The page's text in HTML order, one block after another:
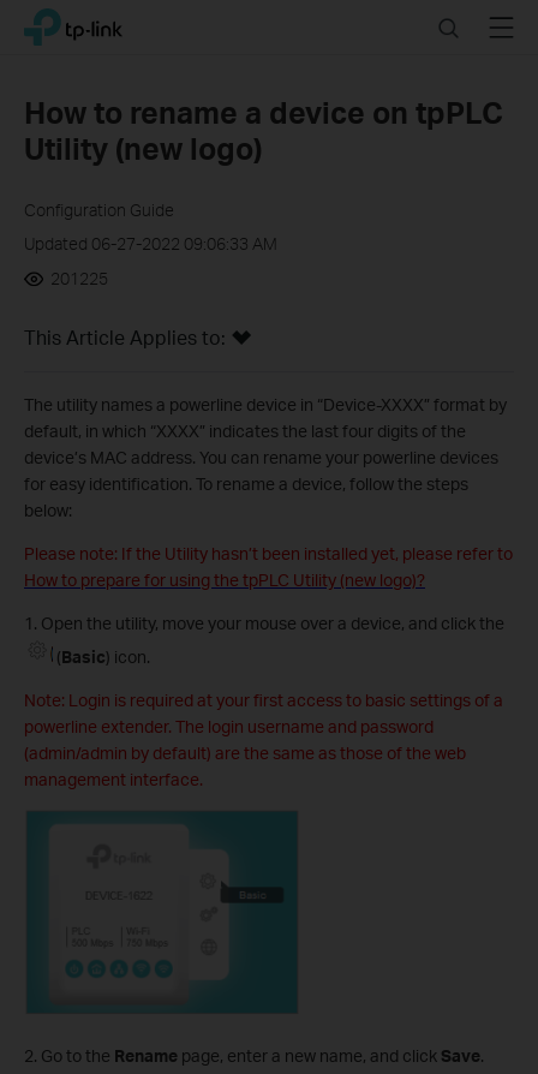
Click
navigation
TP-Link, Reliably Smart SearchMenu
How to rename a device on tpPLC
Utility (new logo)
Configuration Guide
Updated 06-27-2022 09:06:33 AM
201225
This Article Applies to:
The utility names a powerline device in “Device-XXXX” format by
default, in which “XXXX” indicates the last four digits of the
device’s MAC address. You can rename your powerline devices
for easy identification. To rename a device, follow the steps
below:
Please note: If the Utility hasn’t been installed yet, please refer to
How to prepare for using the tpPLC Utility (new logo)?
1. Open the utility, move your mouse over a device, and click the
(Basic) icon.
Note: Login is required at your first access to basic settings of a
powerline extender. The login username and password
(admin/admin by default) are the same as those of the web
management interface.
2. Go to the Rename page, enter a new name, and click Save.